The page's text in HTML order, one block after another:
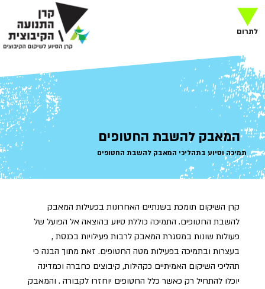
המאבק להשבת החטופים
תמיכה וסיוע בתהליכי המאבק להשבת החטופים
קרן השיקום תומכת בשנתיים האחרונות בפעילות המאבק
להשבת החטופים. התמיכה כוללת סיוע בהוצאה אל הפועל של
פעולות שונות במסגרת המאבק לרבות פעילויות בכנסת ,
בעצרות ובתמיכה בפעילות מטה החטופים. זאת מתוך הבנה כי
תהליכי השיקום האמיתיים כקהילות, קיבוצים כחברה וכמדינה
יוכלו להתחיל רק כאשר כלל החטופים יוחזרו לקבורה . והמאבק
לתרום